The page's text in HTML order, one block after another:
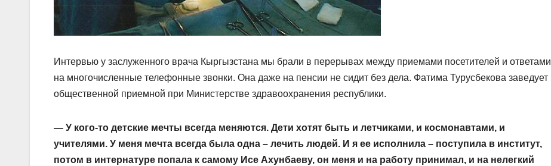
Интервью у заслуженного врача Кыргызстана мы брали в перерывах между приемами посетителей и ответами
на многочисленные телефонные звонки. Она даже на пенсии не сидит без дела. Фатима Турусбекова заведует
общественной приемной при Министерстве здравоохранения республики.
— У кого-то детские мечты всегда меняются. Дети хотят быть и летчиками, и космонавтами, и
учителями. У меня мечта всегда была одна – лечить людей. И я ее исполнила – поступила в институт,
потом в интернатуре попала к самому Исе Ахунбаеву, он меня и на работу принимал, и на нелегкий